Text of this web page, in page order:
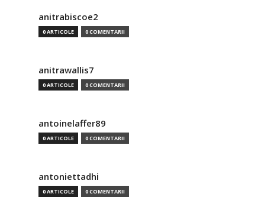
anitrabiscoe2
0 ARTICOLE 0 COMENTARII
anitrawallis7
0 ARTICOLE 0 COMENTARII
antoinelaffer89
0 ARTICOLE 0 COMENTARII
antoniettadhi
0 ARTICOLE 0 COMENTARII